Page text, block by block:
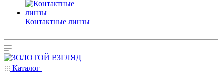
Контактные линзы
Каталог